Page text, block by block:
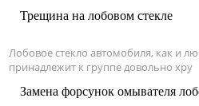
Трещина на лобовом стекле
Лобовое стекло автомобиля, как и
принадлежит к группе довольно хру
Замена форсунок омывателя